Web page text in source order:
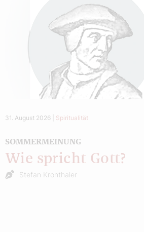
31. August 2026 Spiritualität
SOMMERMEINUNG
Wie spricht Gott?
Stefan Kronthaler